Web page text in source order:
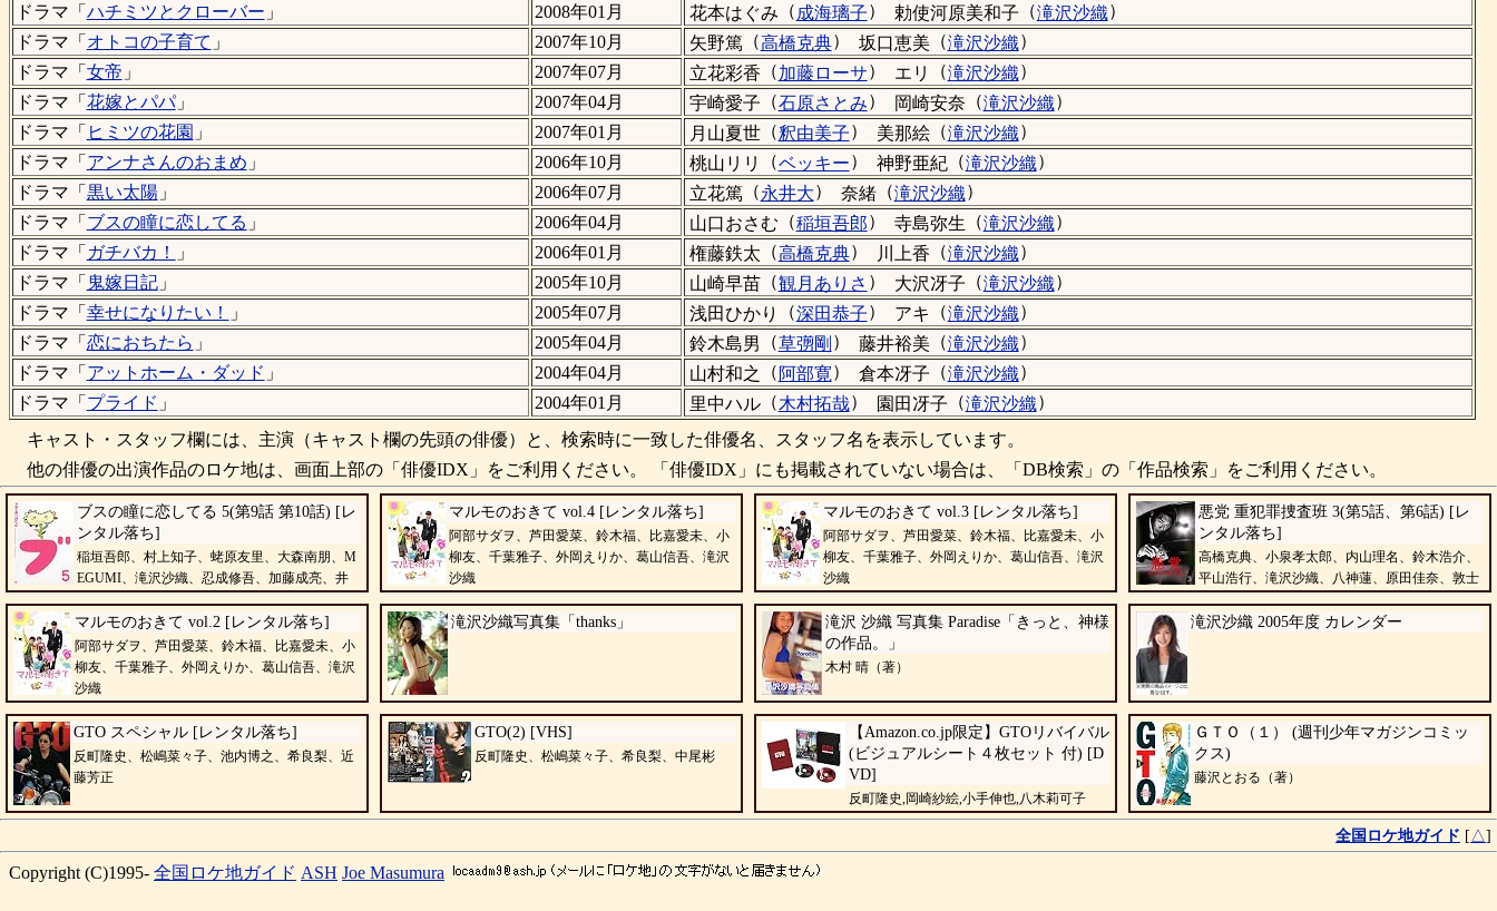
ドラマ「 ハチミツとクローバー 」 2008年01月 花本はぐみ （ 成海璃子） 勅使河原美和子 （滝沢沙織）
ドラマ「 オトコの子育て 」 2007年10月 矢野篤 （高橋克典） 坂口恵美 （滝沢沙織）
ドラマ「 女帝 」 2007年07月 立花彩香 （加藤ローサ） エリ （滝沢沙織）
ドラマ「 花嫁とパパ」 2007年04月 宇崎愛子 （石原さとみ） 岡崎安奈 （滝沢沙織）
ドラマ「 ヒミツの花園 」 2007年01月 月山夏世（釈由美子） 美那絵（滝沢沙織）
ドラマ「 アンナさんのおまめ 」 2006年10月 桃山リリ （ベッキー） 神野亜紀 （滝沢沙織）
ドラマ「 黒い太陽」 2006年07月 立花篤 （永井大） 奈緒（滝沢沙織）
ドラマ「 ブスの瞳に恋してる 」 2006年04月 山口おさむ （稲垣吾郎） 寺島弥生 （滝沢沙織）
ドラマ「 ガチバカ！ 」 2006年01月 権藤鉄太 （高橋克典） 川上香 （滝沢沙織）
ドラマ「 鬼嫁日記」 2005年10月 山崎早苗（観月ありさ ） 大沢冴子 （滝沢沙織）
ドラマ「 幸せになりたい！ 」 2005年07月 浅田ひかり （深田恭子） アキ （滝沢沙織）
ドラマ「 恋におちたら 」 2005年04月 鈴木島男 （草彅剛 ） 藤井裕美 （滝沢沙織）
ドラマ「 アットホーム・ダッド 」 2004年04月 山村和之 （ 阿部寛） 倉本冴子 （滝沢沙織）
ドラマ「 プライド 」 2004年01月 里中ハル（木村拓哉） 園田冴子 （滝沢沙織）
キャスト・スタッフ欄には、主演（キャスト欄の先頭の俳優）と、検索時に一致した俳優名、スタッフ名を表示しています。
他の俳優の出演作品のロケ地は、画面上部の「俳優IDX」をご利用ください。 「俳優IDX」にも掲載されていない場合は、「DB検索」の「作品検索」をご利用ください。
ブスの瞳に恋してる 5(第9話 第10話) [レ
ンタル落ち]
稲垣吾郎、村上知子、蛯原友里、大森南朋、M
EGUMI、滝沢沙織、忍成修吾、加藤成亮、井
マルモのおきて vol.4 [レンタル落ち]
阿部サダヲ、芦田愛菜、鈴木福、比嘉愛未、小
柳友、千葉雅子、外岡えりか、葛山信吾、滝沢
沙織
マルモのおきて vol.3 [レンタル落ち]
阿部サダヲ、芦田愛菜、鈴木福、比嘉愛未、小
柳友、千葉雅子、外岡えりか、葛山信吾、滝沢
沙織
悪党 重犯罪捜査班 3(第5話、第6話) [レ
ンタル落ち]
高橋克典、小泉孝太郎、内山理名、鈴木浩介、
平山浩行、滝沢沙織、八神蓮、原田佳奈、敦士
マルモのおきて vol.2 [レンタル落ち]
阿部サダヲ、芦田愛菜、鈴木福、比嘉愛未、小
柳友、千葉雅子、外岡えりか、葛山信吾、滝沢
沙織
滝沢沙織写真集「thanks」
滝沢 沙織 写真集 Paradise「きっと、神様
の作品。」
木村 晴（著）
滝沢沙織 2005年度 カレンダー
GTO スペシャル [レンタル落ち]
反町隆史、松嶋菜々子、池内博之、希良梨、近
藤芳正
GTO(2) [VHS]
反町隆史、松嶋菜々子、希良梨、中尾彬
【Amazon.co.jp限定】GTOリバイバル
(ビジュアルシート４枚セット 付) [D
VD]
反町隆史,岡崎紗絵,小手伸也,八木莉可子
ＧＴＯ（１） (週刊少年マガジンコミッ
クス)
藤沢とおる（著）
全国ロケ地ガイド [△]
Copyright (C)1995- 全国ロケ地ガイド ASH Joe Masumura